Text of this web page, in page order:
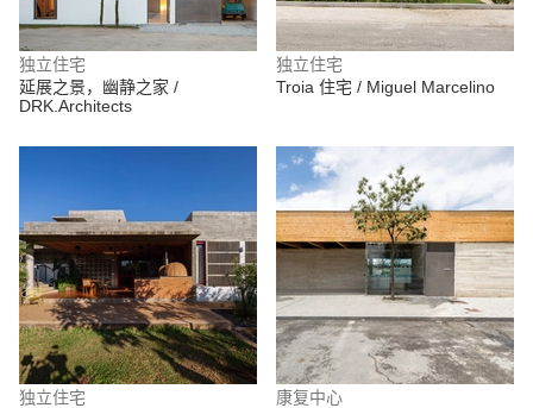
独立住宅
延展之景，幽静之家 /
DRK.Architects
独立住宅
Troia 住宅 / Miguel Marcelino
独立住宅
康复中心